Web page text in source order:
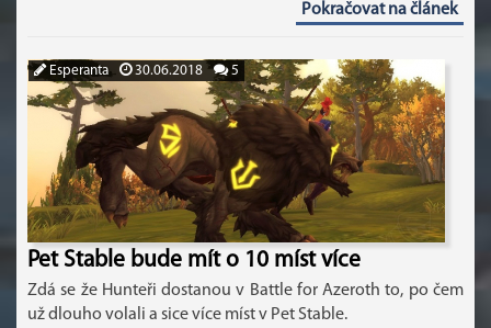
Pokračovat na článek
Esperanta 30.06.2018 5
Pet Stable bude mít o 10 míst více
Zdá se že Hunteři dostanou v Battle for Azeroth to, po čem
už dlouho volali a sice více míst v Pet Stable.